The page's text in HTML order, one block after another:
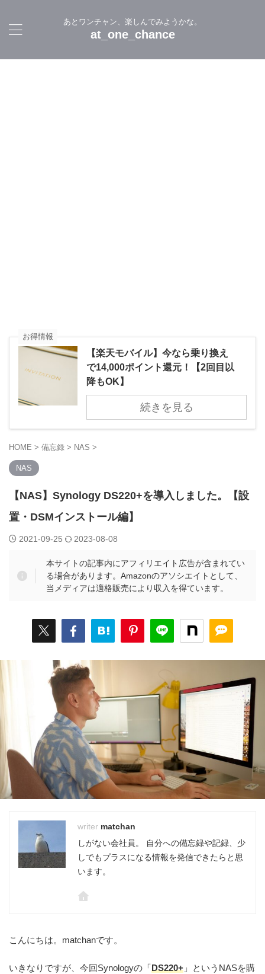
あとワンチャン、楽しんでみようかな。
at_one_chance
お得情報
【楽天モバイル】今なら乗り換え
で14,000ポイント還元！【2回目以
降もOK】
続きを見る
HOME > 備忘録 > NAS >
NAS
【NAS】Synology DS220+を導入しました。【設
置・DSMインストール編】
2021-09-25 2023-08-08
本サイトの記事内にアフィリエイト広告が含まれてい
る場合があります。Amazonのアソシエイトとして、
当メディアは適格販売により収入を得ています。
matchan
しがない会社員。 自分への備忘録や記録、少
しでもプラスになる情報を発信できたらと思
います。
こんにちは。matchanです。
いきなりですが、今回Synologyの「DS220+ 」というNASを購